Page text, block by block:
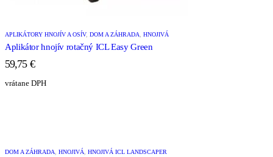
APLIKÁTORY HNOJÍV A OSÍV, DOM A ZÁHRADA HNOJIVÁ
Aplikátor hnojív rotačný ICL Easy Green
59,75 €
vrátane DPH
DOM A ZÁHRADA HNOJIVÁ HNOJIVÁ ICL LANDSCAPER